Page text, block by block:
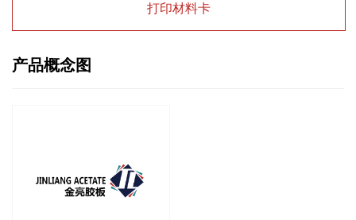
打印材料卡
产品概念图